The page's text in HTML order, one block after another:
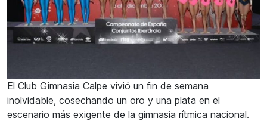
El Club Gimnasia Calpe vivió un fin de semana
inolvidable, cosechando un oro y una plata en el
escenario más exigente de la gimnasia rítmica nacional.